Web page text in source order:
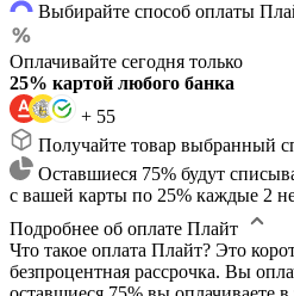
Выбирайте способ оплаты
Оплачивайте сегодня только
25% картой любого банка
+ 55
Получайте товар выбранный
Оставшиеся 75% будут
с вашей карты по 25% каждые 2
Подробнее об оплате Плайт
Что такое оплата Плайт? Это
безпроцентная рассрочка. Вы